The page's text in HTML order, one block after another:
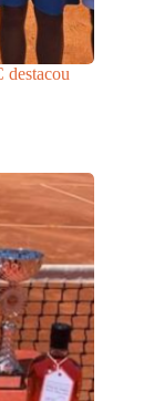
destacou